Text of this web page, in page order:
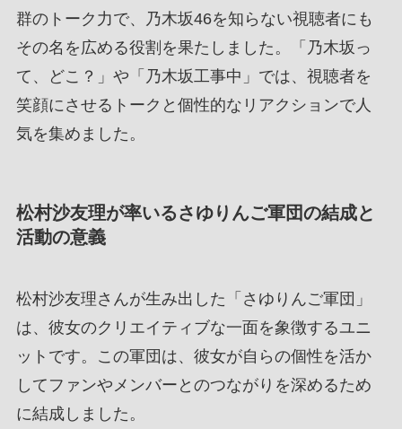
群のトーク力で、乃木坂46を知らない視聴者にも
その名を広める役割を果たしました。「乃木坂っ
て、どこ？」や「乃木坂工事中」では、視聴者を
笑顔にさせるトークと個性的なリアクションで人
気を集めました。
松村沙友理が率いるさゆりんご軍団の結成と
活動の意義
松村沙友理さんが生み出した「さゆりんご軍団」
は、彼女のクリエイティブな一面を象徴するユニ
ットです。この軍団は、彼女が自らの個性を活か
してファンやメンバーとのつながりを深めるため
に結成しました。